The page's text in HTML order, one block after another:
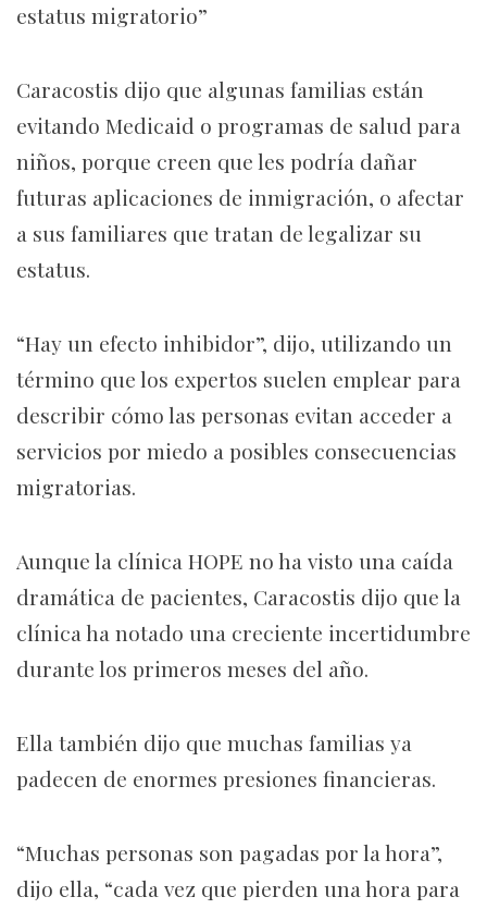
estatus migratorio”
Caracostis dijo que algunas familias están
evitando Medicaid o programas de salud para
niños, porque creen que les podría dañar
futuras aplicaciones de inmigración, o afectar
a sus familiares que tratan de legalizar su
estatus.
“Hay un efecto inhibidor”, dijo, utilizando un
término que los expertos suelen emplear para
describir cómo las personas evitan acceder a
servicios por miedo a posibles consecuencias
migratorias.
Aunque la clínica HOPE no ha visto una caída
dramática de pacientes, Caracostis dijo que la
clínica ha notado una creciente incertidumbre
durante los primeros meses del año.
Ella también dijo que muchas familias ya
padecen de enormes presiones financieras.
“Muchas personas son pagadas por la hora”,
dijo ella, “cada vez que pierden una hora para